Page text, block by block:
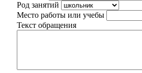
Род занятий
Место работы или учебы
Текст обращения